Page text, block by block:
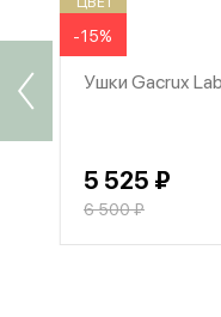
-15%
Ушки Gacrux
5 525 ₽
6 500 ₽